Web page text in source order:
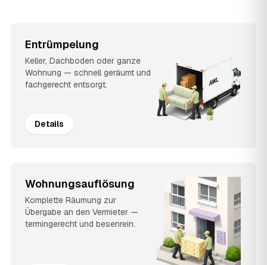
Entrümpelung
Keller, Dachboden oder ganze
Wohnung — schnell geräumt und
fachgerecht entsorgt.
Details
Wohnungsauflösung
Komplette Räumung zur
Übergabe an den Vermieter —
termingerecht und besenrein.